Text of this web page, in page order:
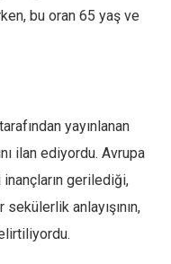
bu oran 65 yaş ve
yayınlanan
ilan ediyordu. Avrupa
gerilediği,
sekülerlik anlayışının,